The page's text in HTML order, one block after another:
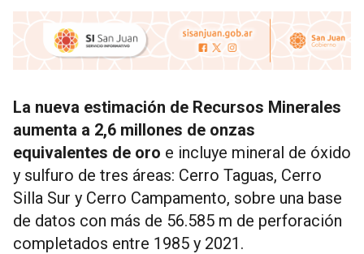
La nueva estimación de Recursos Minerales
aumenta a 2,6 millones de onzas
equivalentes de oro e incluye mineral de óxido
y sulfuro de tres áreas: Cerro Taguas, Cerro
Silla Sur y Cerro Campamento, sobre una base
de datos con más de 56.585 m de perforación
completados entre 1985 y 2021.